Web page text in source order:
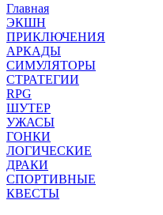
Главная
ЭКШН
ПРИКЛЮЧЕНИЯ
АРКАДЫ
СИМУЛЯТОРЫ
СТРАТЕГИИ
RPG
ШУТЕР
УЖАСЫ
ГОНКИ
ЛОГИЧЕСКИЕ
ДРАКИ
СПОРТИВНЫЕ
КВЕСТЫ